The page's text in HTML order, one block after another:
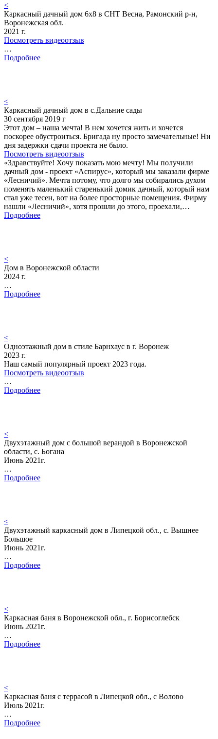
<
Каркасный дачный дом 6х8 в СНТ Весна, Рамонский р-н,
Воронежская обл.
2021 г.
Посмотреть видеоотзыв
…
Подробнее
<
Каркасный дачный дом в с.Дальние сады
30 сентября 2019 г
Этот дом – наша мечта! В нем хочется жить и хочется
поскорее обустроиться. Бригада ну просто замечательные! Ни
дня задержки сдачи проекта не было.
Посмотреть видеоотзыв
«Здравствуйте! Хочу показать мою мечту! Мы получили
дачный дом - проект «Аспирус», который мы заказали фирме
«Лесничий». Мечта потому, что долго мы собирались духом
поменять маленький старенький домик дачный, который нам
стал уже тесен, вот на более просторные помещения. Фирму
нашли «Лесничий», хотя прошли до этого, проехали,…
Подробнее
<
Дом в Воронежской области
2024 г.
…
Подробнее
<
Одноэтажный дом в стиле Барнхаус в г. Воронеж
2023 г.
Наш самый популярный проект 2023 года.
Посмотреть видеоотзыв
…
Подробнее
<
Двухэтажный дом с большой верандой в Воронежской
области, с. Богана
Июнь 2021г.
…
Подробнее
<
Двухэтажный каркасный дом в Липецкой обл., с. Вышнее
Большое
Июнь 2021г.
…
Подробнее
<
Каркасная баня в Воронежской обл., г. Борисоглебск
Июнь 2021г.
…
Подробнее
<
Каркасная баня с террасой в Липецкой обл., с Волово
Июль 2021г.
…
Подробнее